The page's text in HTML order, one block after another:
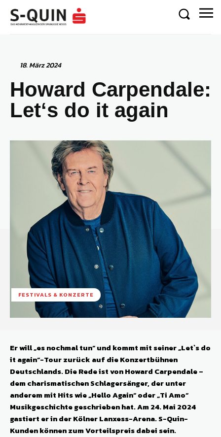
18. März 2024
Howard Carpendale:
Let‘s do it again
FESTIVALS & KONZERTE
Er will „es nochmal tun“ und kommt mit seiner „Let`s do
it again“-Tour zurück auf die Konzertbühnen
Deutschlands. Die Rede ist von Howard Carpendale –
dem charismatischen Schlagersänger, der unter
anderem mit Hits wie „Hello Again“ oder „Ti Amo“
Musikgeschichte geschrieben hat. Am 24. Mai 2024
gastiert er in der Kölner Lanxess-Arena. S-Quin-
Kunden können zum Vorteilspreis dabei sein.